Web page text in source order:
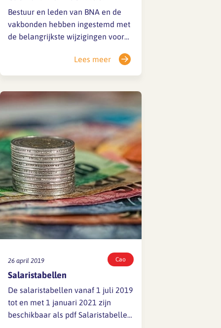
Bestuur en leden van BNA en de
vakbonden hebben ingestemd met
de belangrijkste wijzigingen voor
onderhandelingsresultaat definitief.
We gaan nu de cao aanpassen in
nieuwe website die binnenkort in
de lucht komt. De cao-tekst gaat…
Lees meer
26 april 2019 Cao
Salaristabellen
De salaristabellen vanaf 1 juli 2019
tot en met 1 januari 2021 zijn
beschikbaar als pdf Salaristabellen